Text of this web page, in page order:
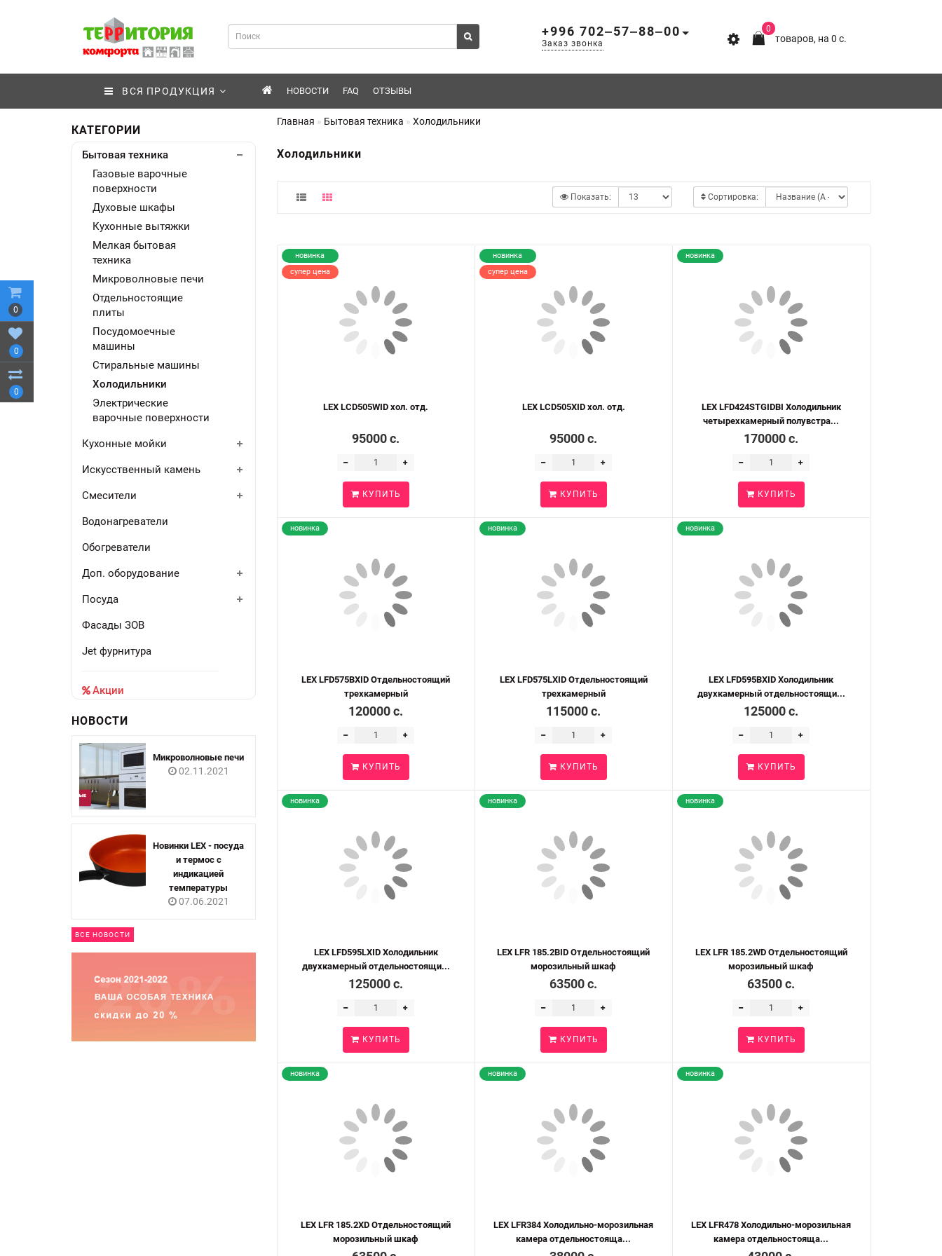
0
0
0
0
товаров, на 0 c.
+996 702‒57‒88‒00
Заказ звонка
ВСЯ ПРОДУКЦИЯ НОВОСТИ FAQ ОТЗЫВЫ
КАТЕГОРИИ
Бытовая техника
Газовые варочные
поверхности
Духовые шкафы
Кухонные вытяжки
Мелкая бытовая
техника
Микроволновые печи
Отдельностоящие
плиты
Посудомоечные
машины
Стиральные машины
Холодильники
Электрические
варочные поверхности
Кухонные мойки
Искусственный камень
Смесители
Водонагреватели
Обогреватели
Доп. оборудование
Посуда
Фасады ЗОВ
Jet фурнитура
Акции
НОВОСТИ
Микроволновые печи
02.11.2021
Новинки LEX - посуда
и термос с
индикацией
температуры
07.06.2021
ВСЕ НОВОСТИ
Главная Бытовая техника Холодильники
Холодильники
Сортировка:
Показать:
новинка
супер цена
LEX LCD505WID хол. отд.
95000 c.
КУПИТЬ
новинка
супер цена
LEX LCD505XID хол. отд.
95000 c.
КУПИТЬ
новинка
LEX LFD424STGIDBI Холодильник
четырехкамерный полувстра...
170000 c.
КУПИТЬ
новинка
LEX LFD575BXID Отдельностоящий
трехкамерный
120000 c.
КУПИТЬ
новинка
LEX LFD575LXID Отдельностоящий
трехкамерный
115000 c.
КУПИТЬ
новинка
LEX LFD595BXID Холодильник
двухкамерный отдельностоящи...
125000 c.
КУПИТЬ
новинка
LEX LFD595LXID Холодильник
двухкамерный отдельностоящи...
125000 c.
КУПИТЬ
новинка
LEX LFR 185.2BID Отдельностоящий
морозильный шкаф
63500 c.
КУПИТЬ
новинка
LEX LFR 185.2WD Отдельностоящий
морозильный шкаф
63500 c.
КУПИТЬ
новинка
LEX LFR 185.2XD Отдельностоящий
морозильный шкаф
новинка
LEX LFR384 Холодильно-морозильная
камера отдельностояща...
новинка
LEX LFR478 Холодильно-морозильная
камера отдельностояща...